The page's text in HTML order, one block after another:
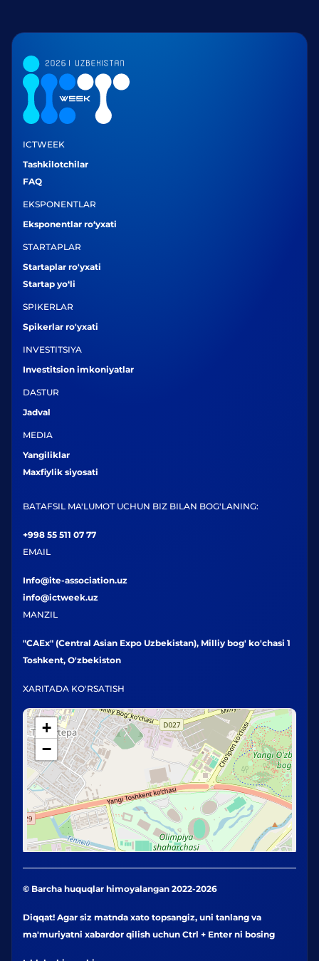
ICTWEEK
Tashkilotchilar
FAQ
EKSPONENTLAR
Eksponentlar ro‘yxati
STARTAPLAR
Startaplar ro'yxati
Startap yo‘li
SPIKERLAR
Spikerlar ro'yxati
INVESTITSIYA
Investitsion imkoniyatlar
DASTUR
Jadval
MEDIA
Yangiliklar
Maxfiylik siyosati
BATAFSIL MA'LUMOT UCHUN BIZ BILAN BOG'LANING:
+998 55 511 07 77
EMAIL
Info@ite-association.uz
info@ictweek.uz
MANZIL
"CAEx" (Central Asian Expo Uzbekistan), Milliy bog' ko'chasi 1
Toshkent, O'zbekiston
XARITADA KO'RSATISH
+
−
© Barcha huquqlar himoyalangan 2022-2026
Diqqat! Agar siz matnda xato topsangiz, uni tanlang va
ma'muriyatni xabardor qilish uchun Ctrl + Enter ni bosing